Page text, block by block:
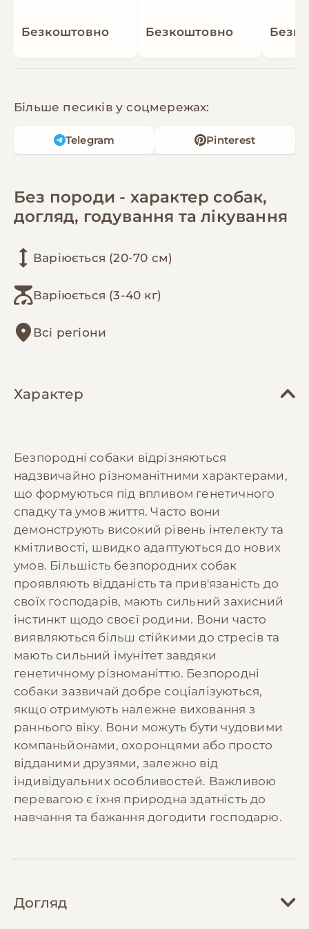
Безкоштовно Безкоштовно
Більше песиків у соцмережах:
Telegram Pinterest
Без породи - характер собак,
догляд, годування та лікування
Варіюється (20-70 см)
Варіюється (3-40 кг)
Всі регіони
Характер
Безпородні собаки відрізняються
надзвичайно різноманітними характерами,
що формуються під впливом генетичного
спадку та умов життя. Часто вони
демонструють високий рівень інтелекту та
кмітливості, швидко адаптуються до нових
умов. Більшість безпородних собак
проявляють відданість та прив'язаність до
своїх господарів, мають сильний захисний
інстинкт щодо своєї родини. Вони часто
виявляються більш стійкими до стресів та
мають сильний імунітет завдяки
генетичному різноманіттю. Безпородні
собаки зазвичай добре соціалізуються,
якщо отримують належне виховання з
раннього віку. Вони можуть бути чудовими
компаньйонами, охоронцями або просто
відданими друзями, залежно від
індивідуальних особливостей. Важливою
перевагою є їхня природна здатність до
навчання та бажання догодити господарю.
Догляд